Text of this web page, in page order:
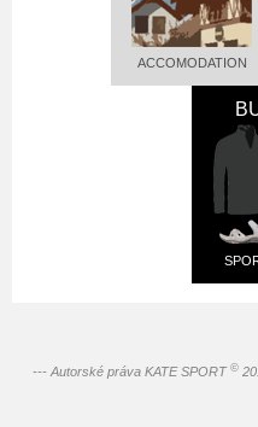
ACCOMODATION
--- Autorské práva KATE SPORT ©